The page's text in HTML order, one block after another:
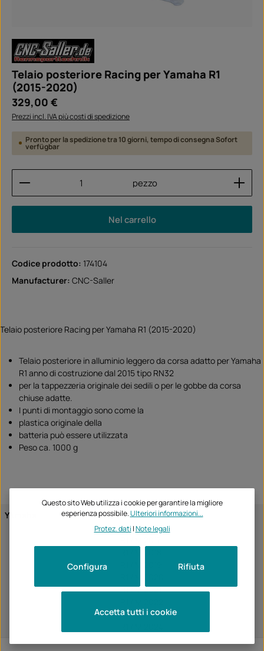
Telaio posteriore Racing per Yamaha R1
(2015-2020)
Prezzo normale:
329,00 €
Prezzi incl. IVA più costi di spedizione
Pronto per la spedizione tra 10 giorni, tempo di consegna Sofort
verfügbar
Quantità del prodotto: inserisci la quantità
pezzo
Nel carrello
Codice prodotto: 174104
Manufacturer: CNC-Saller
Telaio posteriore Racing per Yamaha R1 (2015-2020)
Telaio posteriore in alluminio leggero da corsa adatto per Yamaha
R1 anno di costruzione dal 2015 tipo RN32
per la tappezzeria originale dei sedili o per le gobbe da corsa
chiuse adatte.
I punti di montaggio sono come la
plastica originale della
batteria può essere utilizzata
Peso ca. 1000 g
Yamaha
R1 / M 2015
R1 / M 2016
R1 / M 2021
R1 / M 2023
Questo sito Web utilizza i cookie per garantire la migliore
esperienza possibile.Ulteriori informazioni...
Protez. dati |Note legali
Rifiuta
Configura
Accetta tutti i cookie